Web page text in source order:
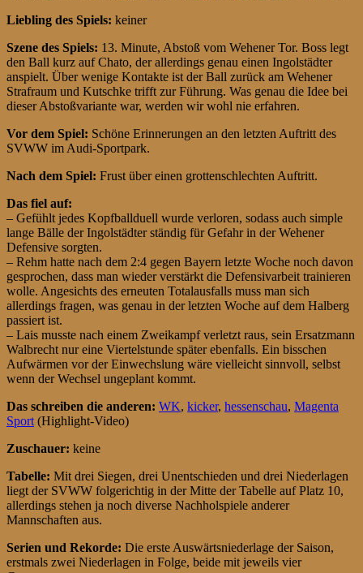
Liebling des Spiels: keiner
Szene des Spiels: 13. Minute, Abstoß vom Wehener Tor. Boss legt
den Ball kurz auf Chato, der allerdings genau einen Ingolstädter
anspielt. Über wenige Kontakte ist der Ball zurück am Wehener
Strafraum und Kutschke trifft zur Führung. Was genau die Idee bei
dieser Abstoßvariante war, werden wir wohl nie erfahren.
Vor dem Spiel: Schöne Erinnerungen an den letzten Auftritt des
SVWW im Audi-Sportpark.
Nach dem Spiel: Frust über einen grottenschlechten Auftritt.
Das fiel auf:
– Gefühlt jedes Kopfballduell wurde verloren, sodass auch simple
lange Bälle der Ingolstädter ständig für Gefahr in der Wehener
Defensive sorgten.
– Rehm hatte nach dem 2:4 gegen Bayern letzte Woche noch davon
gesprochen, dass man wieder verstärkt die Defensivarbeit trainieren
wolle. Angesichts des erneuten Totalausfalls muss man sich
allerdings fragen, was genau in der letzten Woche auf dem Halberg
passiert ist.
– Lais musste nach einem Zweikampf verletzt raus, sein Ersatzmann
Walbrecht nur eine Viertelstunde später ebenfalls. Ein bisschen
Aufwärmen vor der Einwechslung wäre vielleicht sinnvoll, selbst
wenn der Wechsel ungeplant kommt.
Das schreiben die anderen: WK, kicker, hessenschau, Magenta
Sport (Highlight-Video)
Zuschauer: keine
Tabelle: Mit drei Siegen, drei Unentschieden und drei Niederlagen
liegt der SVWW folgerichtig in der Mitte der Tabelle auf Platz 10,
allerdings stehen ja noch diverse Nachholspiele anderer
Mannschaften aus.
Serien und Rekorde: Die erste Auswärtsniederlage der Saison,
erstmals zwei Niederlagen in Folge, beide mit jeweils vier